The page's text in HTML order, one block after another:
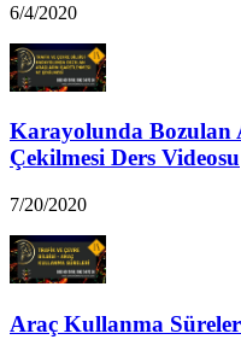
6/4/2020
Karayolunda Bozulan
Çekilmesi Ders Videosu
7/20/2020
Araç Kullanma